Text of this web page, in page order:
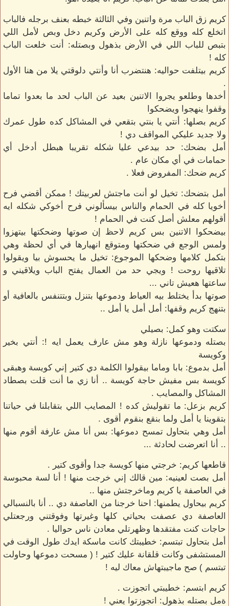
كريم زق الباب مرة واتنين وفي الثالثة خبطه بعنف برجله فالباب
اتخلع كله ووقع كله على الأرض وكريم دخل وبص لأمل اللي
بتبص للباب اللي في الأرض بذهول وبصتله: أنت خلعت الباب
كله !
كريم بيتلفت حواليه: هنتضرب أنا وأنتي دلوقتي يلا من هنا الأول
.
أخدها وطلعو يجروا الاتنين بعيد عن الباب لحد ما بعدوا تماما
وقفوا ينهجوا ويضحكوا
كريم بصلها: أنتي يا بنتي بتقعي في المشاكل كده طول عمرك
ولا جديد عليكي المواقف دي !
أمل بضحك: حد بيدعي عليا شكله تقريبا هبطل أدخل أي
حمامات في أي مكان عام .
كريم ضحك: المفروض فعلا .
أمل بتضحك: تخيل لو أنت ماجتش لعربيتك ! ممكن أقضي فرح
أخويا كله في الحمام والناس بيسألوني فرح أخوكي شكله ايه
أقولهم معلش أصل كنت في الحمام !
بيضحكوا الاتنين بس كريم لاحظ إن صوتها وضحكتها بيتهزوا
ولمس الوجع في ضحكتها ومتوقع انهيارها في أي لحظة وهي
بتكمل كلامها وضحكها الموجوع: تخيل ما يحسوش بيا ويقولوا
تلاقيها روحت ! ويجي حد من العمال يفتح الباب ويلاقيني و
ساعتها هعيش تاني ...
صوتها بدأ يختلط بيه العياط ودموعها بتنزل وبتتنفس بالعافية أو
بتنهج كريم وقفها: أمل أمل يا أمل ..
سكتت وهو كمل: بصيلي
بصتله ودموعها نازلة وهو مش عارف يعمل ايه !: أنتي بخير
وكويسة
أمل بدموع: بابا وماما بيقولوا الكلمة دي كتير إني كويسة وهبقى
كويسة بس مفيش حاجة كويسة .. أنا زي ما أنت قلت بصطاد
المشاكل والمصايب .
كريم بزعل: ما تقوليش كده ! المصايب اللي بتقابلنا في حياتنا
بتقوينا يا أمل ولما بنقع بنقوم أقوى .
أمل وهي بتحاول تمسح دموعها: بس أنا مش عارفة أقوم منها
.. أنا اتعرضت لحادثة ...
قاطعها كريم: خرجتي منها كويسة جدا وأقوى كتير .
أمل بصت لعينيه: مين قالك إني خرجت منها ! أنا لسة محبوسة
في العاصفة يا كريم وماخرجتش منها ..
كريم بيحاول يطمنها: احنا خرجنا من العاصفة دي .. أنا بالنسبالي
العاصفة دي عصفت بحياتي كلها وغيرتها وفوقتني ورجعتلي
حاجات كنت مفتقدها وظهرتلي معادن ناس حواليا .
أمل بتحاول تبتسم: خطيبتك كانت ماسكة ايدك طول الوقت في
المستشفى وكانت قلقانة عليك كتير ! ( مسحت دموعها وحاولت
تبتسم ) صح ماجيبتهاش معاك ليه !
كريم ابتسم: خطيبتي اتجوزت .
ةمل بصتله بذهول: اتجوزتوا يعني !